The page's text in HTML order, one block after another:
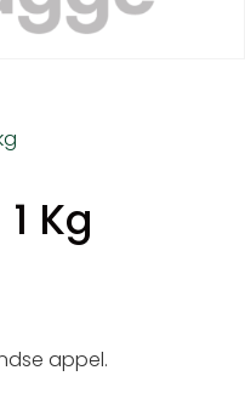
Kg
appel.